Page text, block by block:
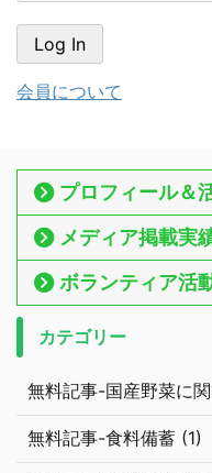
会員について
プロフィール＆
メディア掲載実
ボランティア活
カテゴリー
無料記事-国産野菜に
無料記事-食料備蓄 (1)